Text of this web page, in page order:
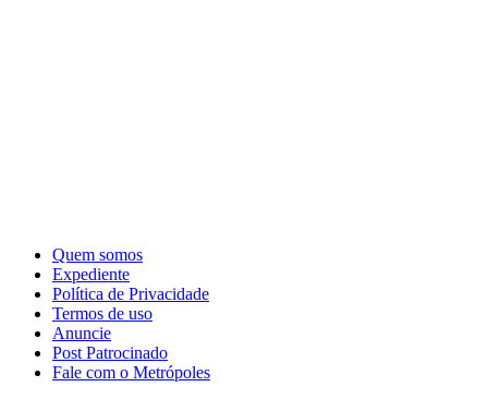
Quem somos
Expediente
Política de Privacidade
Termos de uso
Anuncie
Post Patrocinado
Fale com o Metrópoles